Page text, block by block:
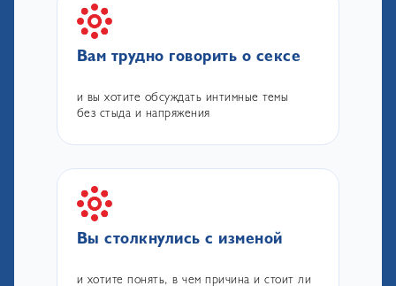
и вы хотите обсуждать интимные темы
без стыда и напряжения
Вам трудно говорить о сексе
и хотите понять, в чем причина и стоит ли
Вы столкнулись с изменой